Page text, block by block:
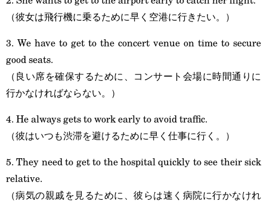
（彼女は飛行機に乗るために早く空港に行きたい。）
3. We have to get to the concert venue on time to secure
good seats.
（良い席を確保するために、コンサート会場に時間通りに
行かなければならない。）
4. He always gets to work early to avoid traffic.
（彼はいつも渋滞を避けるために早く仕事に行く。）
5. They need to get to the hospital quickly to see their sick
relative.
（病気の親戚を見るために、彼らは速く病院に行かなけれ